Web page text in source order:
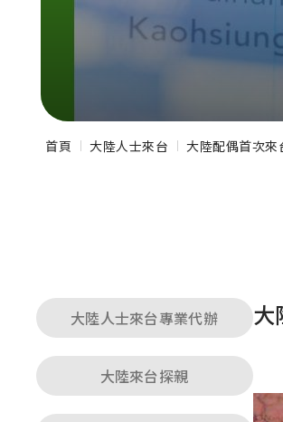
首頁 大陸人士來台 大陸配偶首次來
大陸人士來台專業代辦
大陸來台探親
大